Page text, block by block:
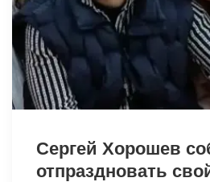
Сергей Хорошев
отпраздновать